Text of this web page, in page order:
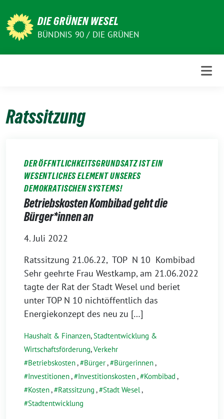
zum
Inhalt
DIE GRÜNEN WESEL
BÜNDNIS 90 / DIE GRÜNEN
Ratssitzung
DER ÖFFNTLICHKEITSGRUNDSATZ IST EIN
WESENTLICHES ELEMENT UNSERES
DEMOKRATISCHEN SYSTEMS!
Betriebskosten Kombibad geht die
Bürger*innen an
4. Juli 2022
Ratssitzung 21.06.22, TOP N 10 Kombibad
Sehr geehrte Frau Westkamp, am 21.06.2022
tagte der Rat der Stadt Wesel und beriet
unter TOP N 10 nichtöffentlich das
Energiekonzept des neu zu […]
Haushalt & Finanzen,Stadtentwicklung &
Wirtschaftsförderung,Verkehr
Betriebskosten, Bürger, Bürgerinnen,
Investitionen, Investitionskosten, Kombibad ,
Kosten, Ratssitzung , Stadt Wesel,
Stadtentwicklung